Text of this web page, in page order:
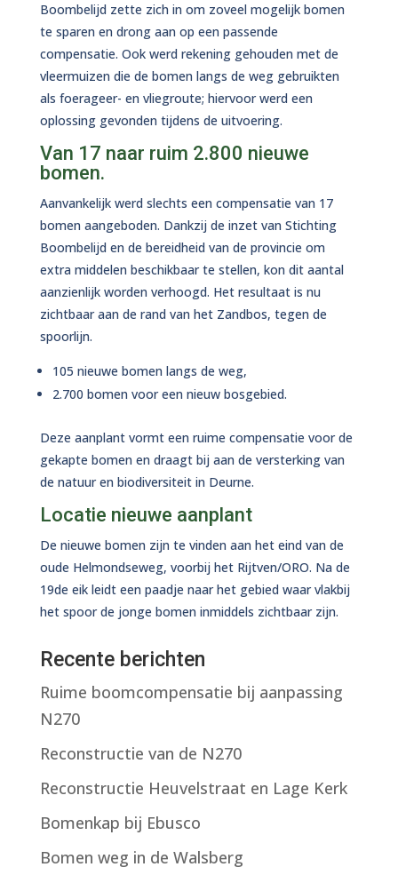
Boombelijd zette zich in om zoveel mogelijk bomen
te sparen en drong aan op een passende
compensatie. Ook werd rekening gehouden met de
vleermuizen die de bomen langs de weg gebruikten
als foerageer- en vliegroute; hiervoor werd een
oplossing gevonden tijdens de uitvoering.
Van 17 naar ruim 2.800 nieuwe
bomen.
Aanvankelijk werd slechts een compensatie van 17
bomen aangeboden. Dankzij de inzet van Stichting
Boombelijd en de bereidheid van de provincie om
extra middelen beschikbaar te stellen, kon dit aantal
aanzienlijk worden verhoogd. Het resultaat is nu
zichtbaar aan de rand van het Zandbos, tegen de
spoorlijn.
105 nieuwe bomen langs de weg,
2.700 bomen voor een nieuw bosgebied.
Deze aanplant vormt een ruime compensatie voor de
gekapte bomen en draagt bij aan de versterking van
de natuur en biodiversiteit in Deurne.
Locatie nieuwe aanplant
De nieuwe bomen zijn te vinden aan het eind van de
oude Helmondseweg, voorbij het Rijtven/ORO. Na de
19de eik leidt een paadje naar het gebied waar vlakbij
het spoor de jonge bomen inmiddels zichtbaar zijn.
Recente berichten
Ruime boomcompensatie bij aanpassing
N270
Reconstructie van de N270
Reconstructie Heuvelstraat en Lage Kerk
Bomenkap bij Ebusco
Bomen weg in de Walsberg